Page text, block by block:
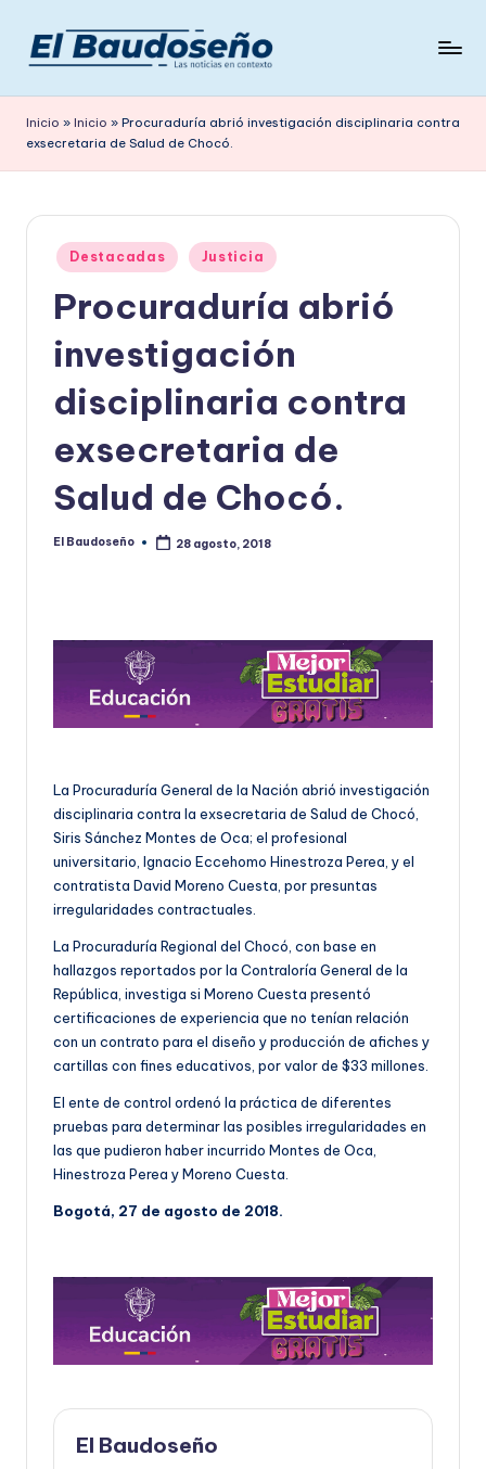
Saltar
contenido
e
ri
d
en
Inicio » Inicio » Procuraduría abrió investigación disciplinaria contra
exsecretaria de Salud de Chocó.
Publicado
en
Destacadas Justicia
Procuraduría abrió
investigación
disciplinaria contra
exsecretaria de
Salud de Chocó.
Publicado
El Baudoseño 28 agosto, 2018
La Procuraduría General de la Nación abrió investigación
disciplinaria contra la exsecretaria de Salud de Chocó,
Siris Sánchez Montes de Oca; el profesional
universitario, Ignacio Eccehomo Hinestroza Perea, y el
contratista David Moreno Cuesta, por presuntas
irregularidades contractuales.
La Procuraduría Regional del Chocó, con base en
hallazgos reportados por la Contraloría General de la
República, investiga si Moreno Cuesta presentó
certificaciones de experiencia que no tenían relación
con un contrato para el diseño y producción de afiches y
cartillas con fines educativos, por valor de $33 millones.
El ente de control ordenó la práctica de diferentes
pruebas para determinar las posibles irregularidades en
las que pudieron haber incurrido Montes de Oca,
Hinestroza Perea y Moreno Cuesta.
Bogotá, 27 de agosto de 2018.
El Baudoseño